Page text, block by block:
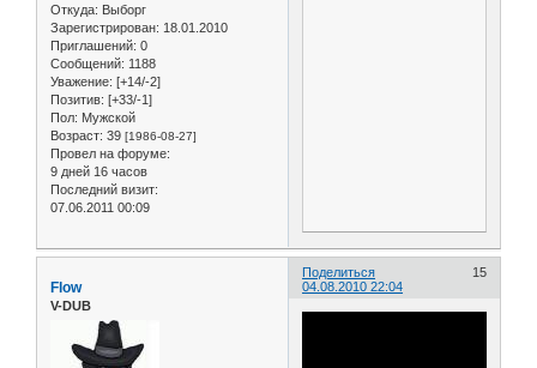
Откуда: Выборг
Зарегистрирован: 18.01.2010
Приглашений: 0
Сообщений: 1188
Уважение: [+14/-2]
Позитив: [+33/-1]
Пол: Мужской
Возраст: 39 [1986-08-27]
Провел на форуме:
9 дней 16 часов
Последний визит:
07.06.2011 00:09
Поделиться
15
04.08.2010 22:04
Flow
V-DUB